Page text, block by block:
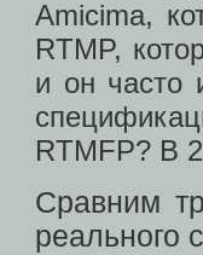
Amicima,
RTMP,
и он часто
RTMFP? В
Сравним
реального